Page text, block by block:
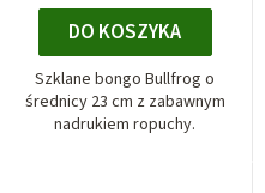
DO KOSZYKA
Szklane bongo Bullfrog o
średnicy 23 cm z zabawnym
nadrukiem ropuchy.